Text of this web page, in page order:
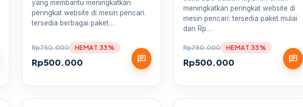
yang membantu meningkatkan
peringkat website di mesin pencari.
tersedia berbagai paket…
Rp750.000
Rp500.000
HEMAT 33%
chat
meningkatkan peringkat website di
mesin pencari. tersedia paket mulai
dari Rp…
Rp750.000
Rp500.000
HEMAT 33%
chat